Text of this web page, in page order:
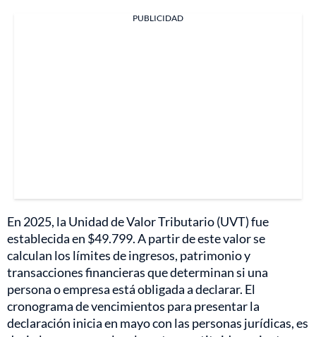
PUBLICIDAD
En 2025, la Unidad de Valor Tributario (UVT) fue
establecida en $49.799. A partir de este valor se
calculan los límites de ingresos, patrimonio y
transacciones financieras que determinan si una
persona o empresa está obligada a declarar. El
cronograma de vencimientos para presentar la
declaración inicia en mayo con las personas jurídicas, es